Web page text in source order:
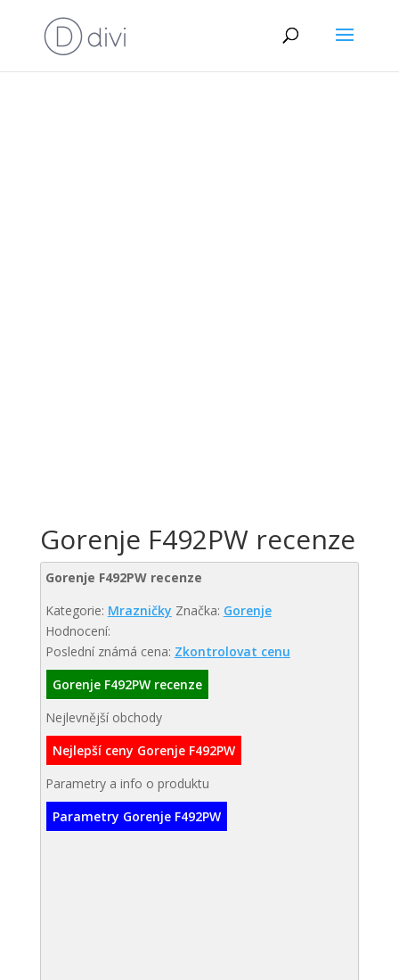
Gorenje F492PW recenze
Gorenje F492PW recenze
Kategorie: Mrazničky Značka: Gorenje
Hodnocení:
Poslední známá cena: Zkontrolovat cenu
Gorenje F492PW recenze
Nejlevnější obchody
Nejlepší ceny Gorenje F492PW
Parametry a info o produktu
Parametry Gorenje F492PW